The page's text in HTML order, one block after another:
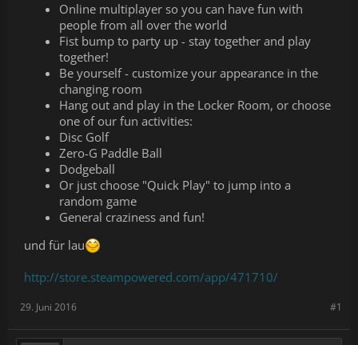
Online multiplayer so you can have fun with
people from all over the world
Fist bump to party up - stay together and play
together!
Be yourself - customize your appearance in the
changing room
Hang out and play in the Locker Room, or choose
one of our fun activities:
Disc Golf
Zero-G Paddle Ball
Dodgeball
Or just choose "Quick Play" to jump into a
random game
General craziness and fun!
und für lau
http://store.steampowered.com/app/471710/
#1
29. Juni 2016